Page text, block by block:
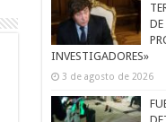
INVESTIGADORES»
3 de agosto de 2026